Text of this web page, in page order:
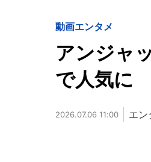
動画エンタメ
アンジャ
で人気に
2026.07.06 11:00 エン